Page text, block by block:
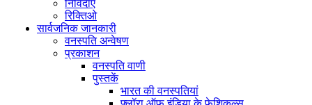
निविदाएं
रिक्तिओ
सार्वजनिक जानकारी
वनस्पति अन्वेषण
प्रकाशन
वनस्पति वाणी
पुस्तकें
भारत की वनस्पतियां